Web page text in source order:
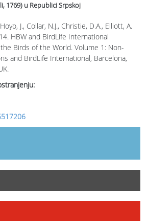
J., Collar, N.J., Christie, D.A., Elliott, A.
HBW and BirdLife International
Birds of the World. Volume 1: Non-
and BirdLife International, Barcelona,
1769) u Republici Srpskoj